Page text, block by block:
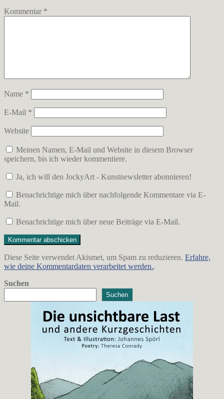
Kommentar *
Name *
E-Mail *
Website
Meinen Namen, E-Mail und Website in diesem Browser
speichern, bis ich wieder kommentiere.
Ja, ich will den JockyArt - Kunstnewsletter abonnieren!
Benachrichtige mich über nachfolgende Kommentare via E-
Mail.
Benachrichtige mich über neue Beiträge via E-Mail.
Diese Seite verwendet Akismet, um Spam zu reduzieren. Erfahre,
wie deine Kommentardaten verarbeitet werden..
Suchen
Suchen